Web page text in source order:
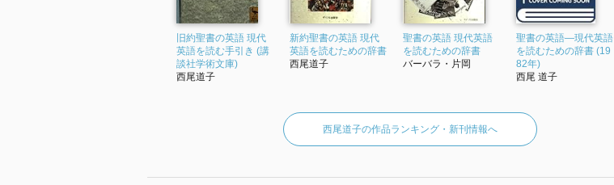
旧約聖書の英語 現代
英語を読む手引き (講
談社学術文庫)
西尾道子
新約聖書の英語 現代
英語を読むための辞書
西尾道子
聖書の英語 現代英語
を読むための辞書
バーバラ・片岡
聖書の英語―現代英語
を読むための辞書 (19
82年)
西尾 道子
西尾道子の作品ランキング・新刊情報へ